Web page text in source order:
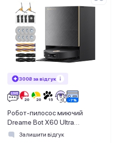
300₴ за відгук
Робот-пилосос миючий
Dreame Bot X60 Ultra
Complete Black
Залишити відгук